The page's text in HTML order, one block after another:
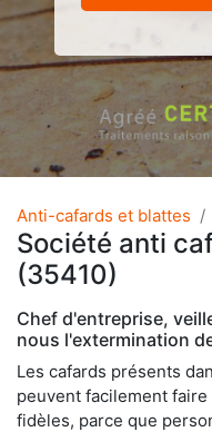
Anti-cafards et blattes
Société anti
(35410)
Chef d'entreprise,
nous l'extermination
Les cafards présents
peuvent facilement
fidèles, parce que